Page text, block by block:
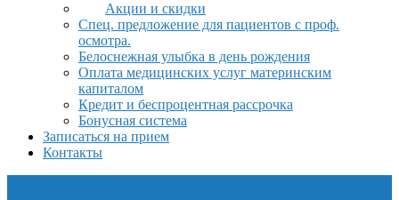
Акции и скидки
Спец. предложение для пациентов с проф.
осмотра.
Белоснежная улыбка в день рождения
Оплата медицинских услуг материнским
капиталом
Кредит и беспроцентная рассрочка
Бонусная система
Записаться на прием
Контакты